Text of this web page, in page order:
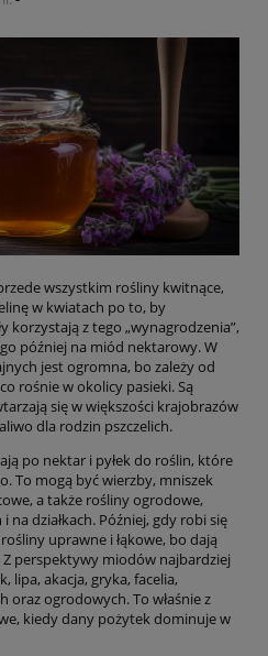
wszystkim rośliny kwitnące,
w kwiatach po to, by
korzystają z tego „wynagrodzenia”,
później na miód nektarowy. W
jest ogromna, bo zależy od
rośnie w okolicy pasieki. Są
się w większości krajobrazów
dla rodzin pszczelich.
po nektar i pyłek do roślin, które
To mogą być wierzby, mniszek
a także rośliny ogrodowe,
na działkach. Później, gdy robi się
uprawne i łąkowe, bo dają
perspektywy miodów najbardziej
lipa, akacja, gryka, facelia,
oraz ogrodowych. To właśnie z
kiedy dany pożytek dominuje w